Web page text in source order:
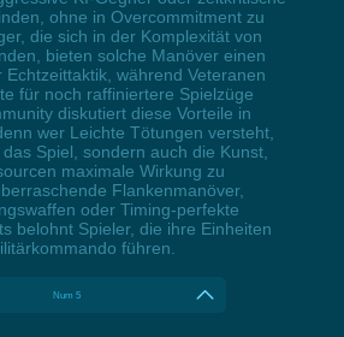
ohne in Overcommitment zu
die sich in der Komplexität von
bieten solche Manöver einen
während Veteranen
für noch raffiniertere Spielzüge
diskutiert diese Vorteile in
wer Leichte Tötungen versteht,
Spiel, sondern auch die Kunst,
maximale Wirkung zu
Flankenmanöver,
oder Timing-perfekte
belohnt Spieler, die ihre Einheiten
führen.
Num 5